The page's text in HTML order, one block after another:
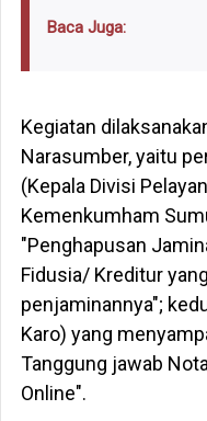
Baca Juga:
Kegiatan
Narasumber, yaitu
(Kepala Divisi
Kemenkumham
"Penghapusan
Fidusia/ Kreditur
penjaminannya";
Karo) yang
Tanggung jawab
Online".